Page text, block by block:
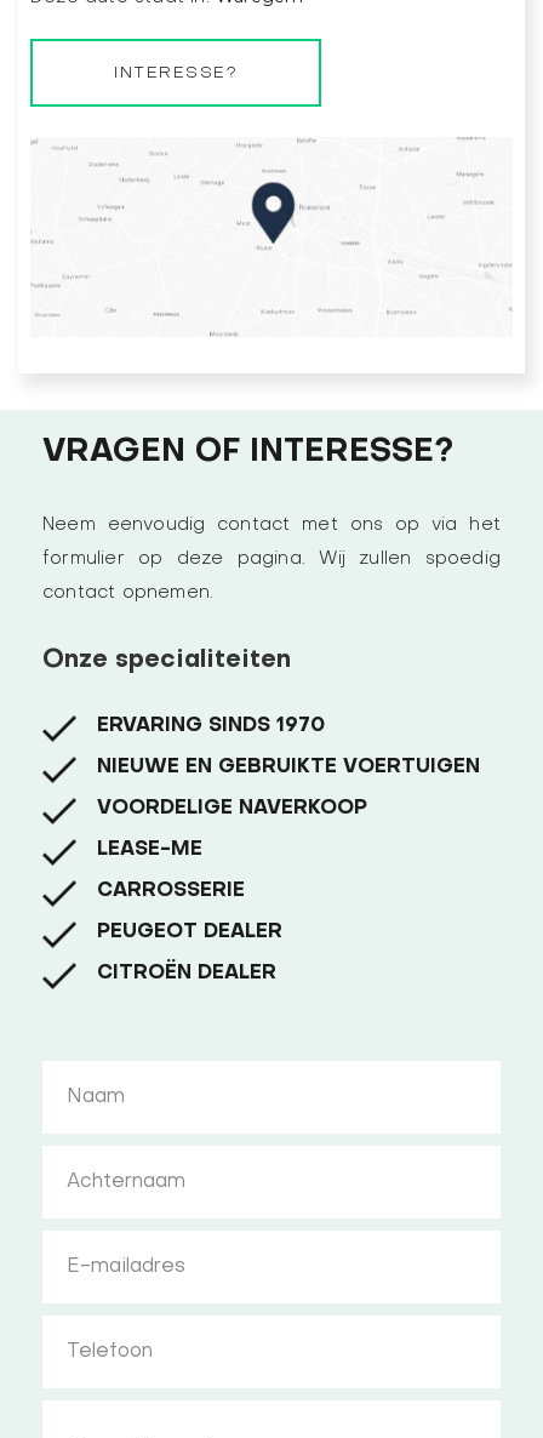
INTERESSE?
VRAGEN OF INTERESSE?
Neem eenvoudig contact met ons op via het
formulier op deze pagina. Wij zullen spoedig
contact opnemen.
Onze specialiteiten
ERVARING SINDS 1970
NIEUWE EN GEBRUIKTE VOERTUIGEN
VOORDELIGE NAVERKOOP
LEASE-ME
CARROSSERIE
PEUGEOT DEALER
CITROËN DEALER